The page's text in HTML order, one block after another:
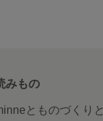
みもの
とものづくりと